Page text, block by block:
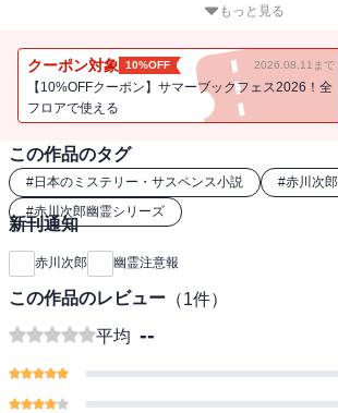
た弾丸」）。心霊スポットを紹介するロケ現場
を告白、またロケの際はかならず手づくり弁当
も明かした…（「幽霊注意報」）。日常に潜
クは今作も絶好調！ 大人気「幽霊」シリーズ
もっと見る
クーポン対象 10%OFF 2026.08.11まで
【10%OFFクーポン】サマーブックフェス2026！全
フロアで使える
この作品のタグ
#日本のミステリー・サスペンス小説 #赤川次郎
#赤川次郎幽霊シリーズ
新刊通知
赤川次郎 幽霊注意報
この作品のレビュー （1件）
平均 --